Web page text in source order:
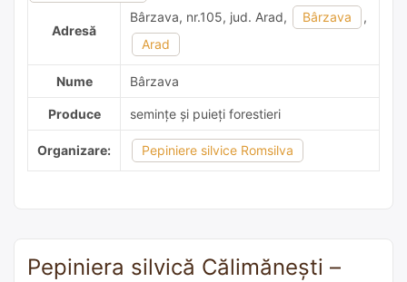
Adresă
Bârzava, nr.105, jud. Arad, Bârzava
,
Arad
Nume Bârzava
Produce semințe și puieți forestieri
Organizare: Pepiniere silvice Romsilva
Pepiniera silvică Călimăneşti –